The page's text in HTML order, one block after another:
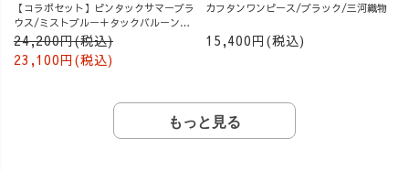
【コラボセット】ピンタックサマーブラ
ウス/ミストブルー＋タックバルーンパ
ンツ/グレージュ
24,200円(税込)
23,100円(税込)
カフタンワンピース/ブラック/三河織物
15,400円(税込)
もっと見る